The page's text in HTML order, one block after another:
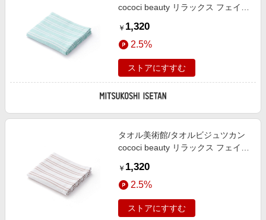
cococi beauty リラックス フェイス
式】
￥ 1,320
2.5%
ストアにすすむ
タオル美術館/タオルビジュツカン
cococi beauty リラックス フェイス
式】
￥ 1,320
2.5%
ストアにすすむ